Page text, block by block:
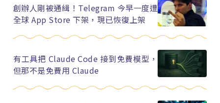
創辦人剛被通緝！Telegram 今早一度遭
全球 App Store 下架，現已恢復上架
有工具把 Claude Code 接到免費模型，
但那不是免費用 Claude